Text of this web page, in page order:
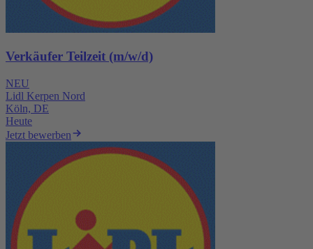
Verkäufer Teilzeit (m/w/d)
NEU
Lidl Kerpen Nord
Köln, DE
Heute
Jetzt bewerben